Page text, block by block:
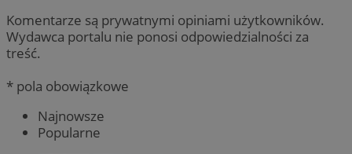
Komentarze są prywatnymi opiniami użytkowników.
Wydawca portalu nie ponosi odpowiedzialności za
treść.
* pola obowiązkowe
Najnowsze
Popularne